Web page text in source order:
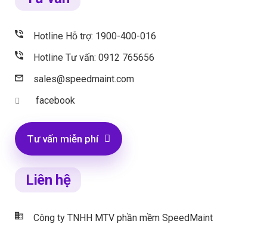
Hotline Hỗ trợ: 1900-400-016
Hotline Tư vấn: 0912 765656
sales@speedmaint.com
facebook
Tư vấn miễn phí
Liên hệ
Công ty TNHH MTV phần mềm SpeedMaint